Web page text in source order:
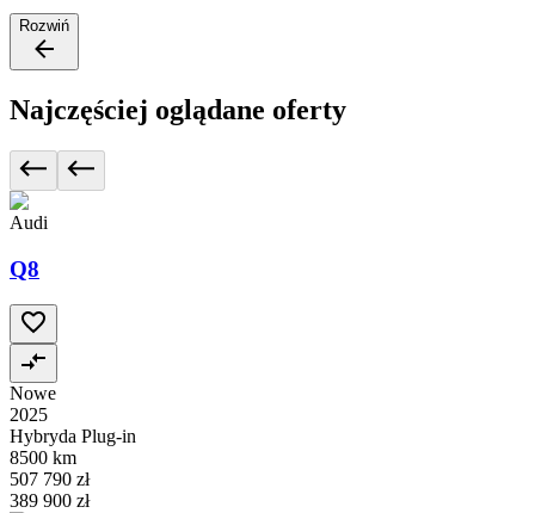
Rozwiń
Najczęściej oglądane oferty
Audi
Q8
Nowe
2025
Hybryda Plug-in
8500 km
507 790 zł
389 900 zł